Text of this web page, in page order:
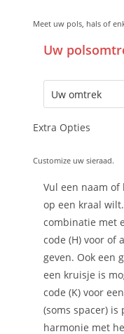
Meet uw pols, hals of
Uw
Extra Opties
Customize uw sieraad.
Vul een naam
op een kraal
combinatie met
code (H) voor of
geven. Ook een
een kruisje is
code (K) voor
(soms spacer) is
harmonie met